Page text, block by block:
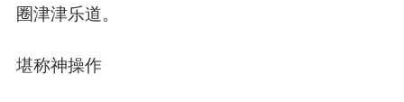
圈津津乐道。
堪称神操作